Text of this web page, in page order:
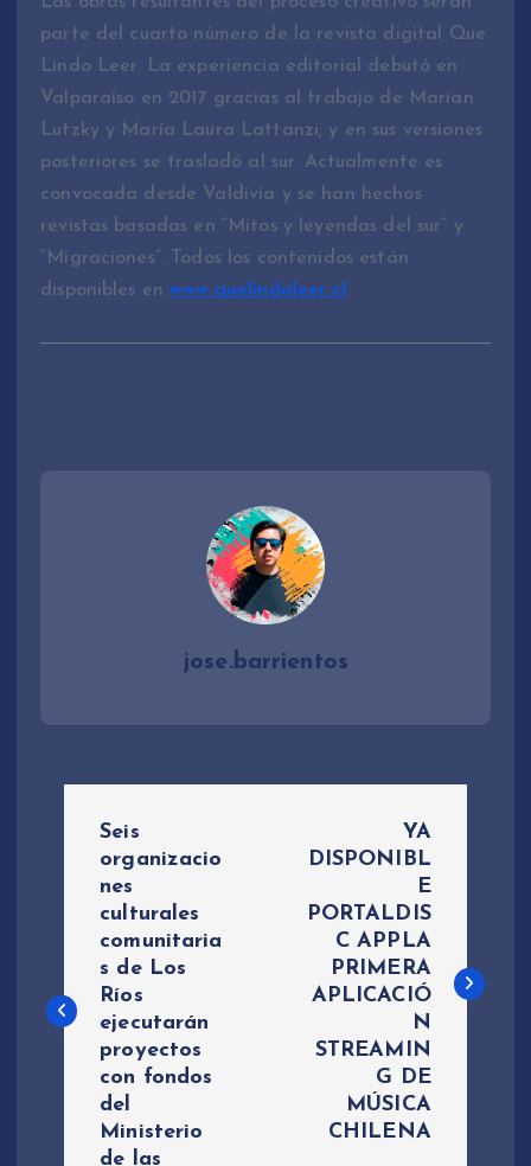
parte del cuarto número de la revista digital Que
Lindo Leer. La experiencia editorial debutó en
Valparaíso en 2017 gracias al trabajo de Marian
Lutzky y María Laura Lattanzi; y en sus versiones
posteriores se trasladó al sur. Actualmente es
convocada desde Valdivia y se han hechos
revistas basadas en “Mitos y leyendas del sur” y
“Migraciones”. Todos los contenidos están
disponibles enwww.quelindoleer.cl .
jose.barrientos
e
Seis
organizacio
nes
culturales
comunitaria
s de Los
Ríos
ejecutarán
proyectos
con fondos
del
Ministerio
de las
YA
DISPONIBL
E
PORTALDIS
C APPLA
PRIMERA
APLICACIÓ
N
STREAMIN
G DE
MÚSICA
CHILENA